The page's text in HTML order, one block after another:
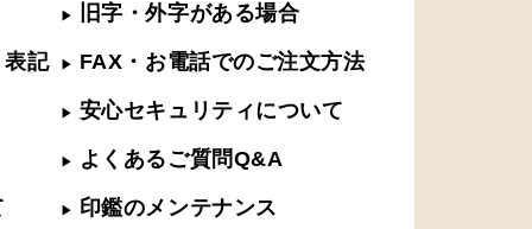
▶︎ 旧字・外字がある場合
表記 ▶︎ FAX・お電話でのご注文方法
▶︎ 安心セキュリティについて
▶︎ よくあるご質問Q&A
▶︎ 印鑑のメンテナンス